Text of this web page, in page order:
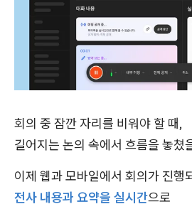
회의 중 잠깐 자리를 비워야 할 때,
길어지는 논의 속에서 흐름을 놓쳤
이제 웹과 모바일에서 회의가 진행
전사 내용과 요약을 실시간으로